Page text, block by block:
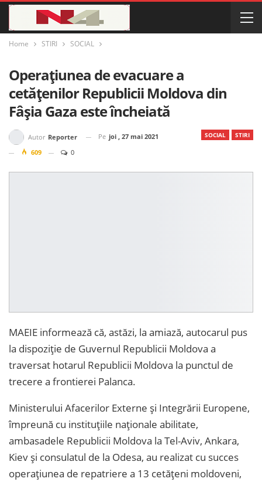
Home STIRI SOCIAL
Operațiunea de evacuare a
cetățenilor Republicii Moldova din
Fâșia Gaza este încheiată
SOCIAL STIRI
Autor Reporter Pe joi , 27 mai 2021
609
0
MAEIE informează că, astăzi, la amiază, autocarul pus
la dispoziție de Guvernul Republicii Moldova a
traversat hotarul Republicii Moldova la punctul de
trecere a frontierei Palanca.
Ministerului Afacerilor Externe și Integrării Europene,
împreună cu instituțiile naționale abilitate,
ambasadele Republicii Moldova la Tel-Aviv, Ankara,
Kiev și consulatul de la Odesa, au realizat cu succes
operaţiunea de repatriere a 13 cetățeni moldoveni,